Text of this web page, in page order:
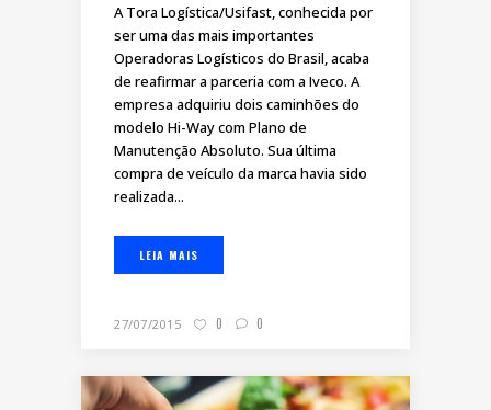
A Tora Logística/Usifast, conhecida por
ser uma das mais importantes
Operadoras Logísticos do Brasil, acaba
de reafirmar a parceria com a Iveco. A
empresa adquiriu dois caminhões do
modelo Hi-Way com Plano de
Manutenção Absoluto. Sua última
compra de veículo da marca havia sido
realizada...
LEIA MAIS
27/07/2015 0 0